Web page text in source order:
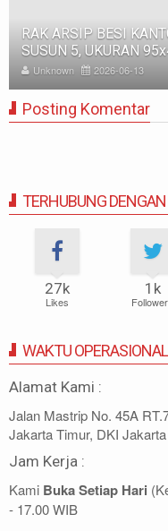
RAK BESI SUSUN
500, WARNA FULL
Unknown 2025-11-12
Posting Komentar
TERHUBUNG
27k
Likes
1k
WAKTU OPERASIONAL
Alamat Kami :
Jalan Mastrip No. 45A
Jakarta Timur, DKI
Jam Kerja :
Kami Buka Setiap Hari
- 17.00 WIB